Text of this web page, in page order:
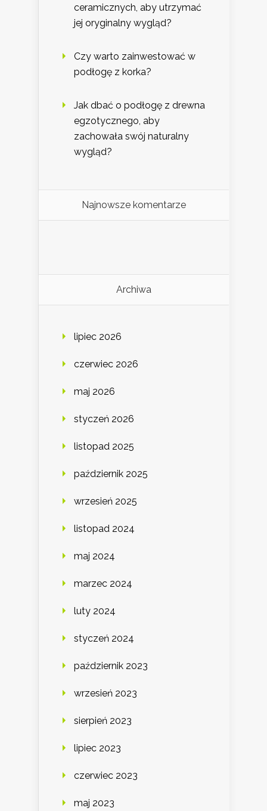
ceramicznych, aby utrzymać
jej oryginalny wygląd?
Czy warto zainwestować w
podłogę z korka?
Jak dbać o podłogę z drewna
egzotycznego, aby
zachowała swój naturalny
wygląd?
Najnowsze komentarze
Archiwa
lipiec 2026
czerwiec 2026
maj 2026
styczeń 2026
listopad 2025
październik 2025
wrzesień 2025
listopad 2024
maj 2024
marzec 2024
luty 2024
styczeń 2024
październik 2023
wrzesień 2023
sierpień 2023
lipiec 2023
czerwiec 2023
maj 2023